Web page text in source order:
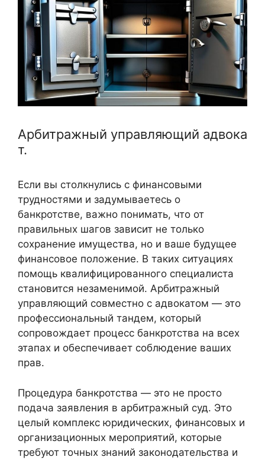
Арбитражный управляющий адвока
т.
Если вы столкнулись с финансовыми
трудностями и задумываетесь о
банкротстве, важно понимать, что от
правильных шагов зависит не только
сохранение имущества, но и ваше будущее
финансовое положение. В таких ситуациях
помощь квалифицированного специалиста
становится незаменимой. Арбитражный
управляющий совместно с адвокатом — это
профессиональный тандем, который
сопровождает процесс банкротства на всех
этапах и обеспечивает соблюдение ваших
прав.
Процедура банкротства — это не просто
подача заявления в арбитражный суд. Это
целый комплекс юридических, финансовых и
организационных мероприятий, которые
требуют точных знаний законодательства и